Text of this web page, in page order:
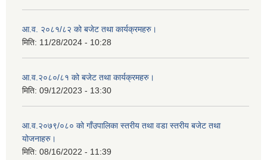
आ.व. २०८१/८२ को बजेट तथा कार्यक्रमहरु।
मिति: 11/28/2024 - 10:28
आ.व.२०८०/८१ को बजेट तथा कार्यक्रमहरु।
मिति: 09/12/2023 - 13:30
आ.व.२०७९/०८० को गाँउपालिका स्तरीय तथा वडा स्तरीय बजेट तथा
योजनाहरु।
मिति: 08/16/2022 - 11:39